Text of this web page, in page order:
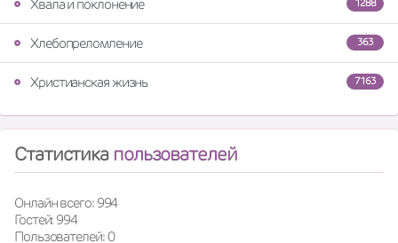
1288
Хвала и поклонение
363
Хлебопреломление
7163
Христианская жизнь
Статистика пользователей
Онлайн всего: 994
Гостей: 994
Пользователей: 0